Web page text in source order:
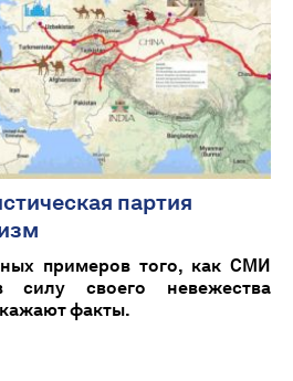
партия
примеров того, как СМИ
своего невежества
факты.